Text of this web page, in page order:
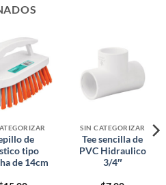
de
tipo
de 14cm
SIN CATEGORIZAR
Tee sencilla de
PVC Hidraulico
3/4″